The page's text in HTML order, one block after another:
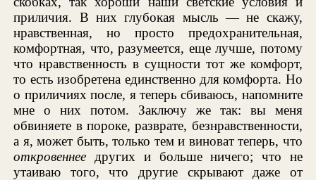
приличия. В них глубокая мысль — не скажу,
нравственная, но просто предохранительная,
комфортная, что, разумеется, еще лучше, потому
что нравственность в сущности тот же комфорт,
то есть изобретена единственно для комфорта. Но
о приличиях после, я теперь сбиваюсь, напомните
мне о них потом. Заключу же так: вы меня
обвиняете в пороке, разврате, безнравственности,
а я, может быть, только тем и виноват теперь, что
откровеннее других и больше ничего; что не
утаиваю того, что другие скрывают даже от